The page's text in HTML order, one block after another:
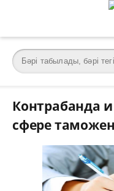
Контрабанда
сфере